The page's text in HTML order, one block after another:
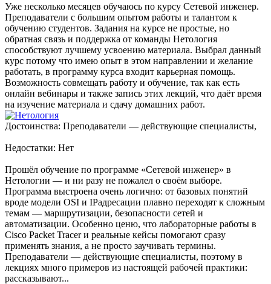
Уже несколько месяцев обучаюсь по курсу Сетевой инженер.
Преподаватели с большим опытом работы и талантом к
обучению студентов. Задания на курсе не простые, но
обратная связь и поддержка от команды Нетология
способствуют лучшему усвоению материала. Выбрал данный
курс потому что имею опыт в этом направлении и желание
работать, в программу курса входит карьерная помощь.
Возможность совмещать работу и обучение, так как есть
онлайн вебинары и также запись этих лекций, что даёт время
на изучение материала и сдачу домашних работ.
Достоинства: Преподаватели — действующие специалисты,
Недостатки: Нет
Прошёл обучение по программе «Сетевой инженер» в
Нетологии — и ни разу не пожалел о своём выборе.
Программа выстроена очень логично: от базовых понятий
вроде модели OSI и IPадресации плавно переходят к сложным
темам — маршрутизации, безопасности сетей и
автоматизации. Особенно ценю, что лабораторные работы в
Cisco Packet Tracer и реальные кейсы помогают сразу
применять знания, а не просто заучивать термины.
Преподаватели — действующие специалисты, поэтому в
лекциях много примеров из настоящей рабочей практики:
рассказывают...